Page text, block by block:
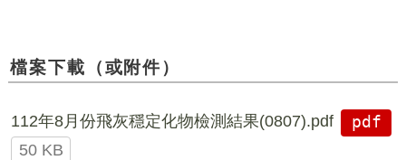
檔案下載（或附件）
112年8月份飛灰穩定化物檢測結果(0807).pdf
pdf
50 KB